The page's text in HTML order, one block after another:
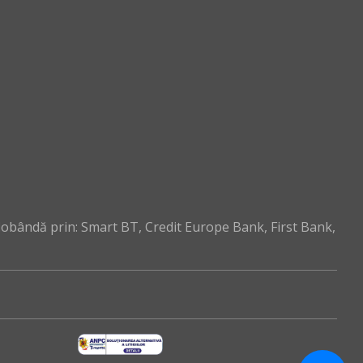
prin: Smart BT, Credit Europe Bank, First Bank,